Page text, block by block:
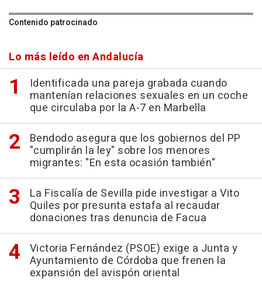
Contenido patrocinado
Lo más leído en Andalucía
Identificada una pareja grabada cuando
mantenían relaciones sexuales en un coche
que circulaba por la A-7 en Marbella
Bendodo asegura que los gobiernos del PP
"cumplirán la ley" sobre los menores
migrantes: "En esta ocasión también"
La Fiscalía de Sevilla pide investigar a Vito
Quiles por presunta estafa al recaudar
donaciones tras denuncia de Facua
Victoria Fernández (PSOE) exige a Junta y
Ayuntamiento de Córdoba que frenen la
expansión del avispón oriental